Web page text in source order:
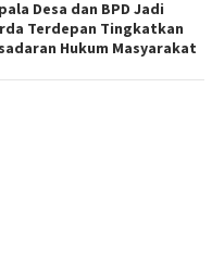
Desa dan BPD Jadi
Terdepan Tingkatkan
Hukum Masyarakat